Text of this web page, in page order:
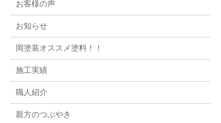
お客様の声
お知らせ
岡塗装オススメ塗料！！
施工実績
職人紹介
親方のつぶやき